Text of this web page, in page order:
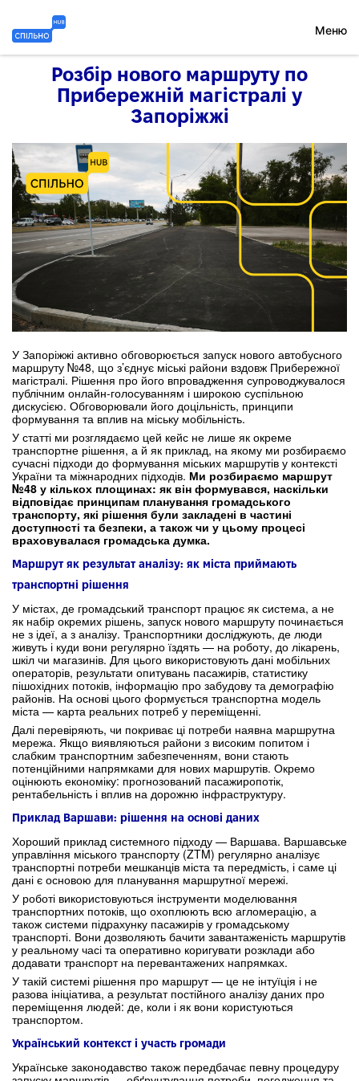
вмісту
Спільно
Меню
Розбір нового маршруту по
Прибережній магістралі у
Запоріжжі
У Запоріжжі активно обговорюється запуск нового автобусного
маршруту №48, що з’єднує міські райони вздовж Прибережної
магістралі. Рішення про його впровадження супроводжувалося
публічним онлайн-голосуванням і широкою суспільною
дискусією. Обговорювали його доцільність, принципи
формування та вплив на міську мобільність.
У статті ми розглядаємо цей кейс не лише як окреме
транспортне рішення, а й як приклад, на якому ми розбираємо
сучасні підходи до формування міських маршрутів у контексті
України та міжнародних підходів. Ми розбираємо маршрут
№48 у кількох площинах: як він формувався, наскільки
відповідає принципам планування громадського
транспорту, які рішення були закладені в частині
доступності та безпеки, а також чи у цьому процесі
враховувалася громадська думка.
Маршрут як результат аналізу: як міста приймають
транспортні рішення
У містах, де громадський транспорт працює як система, а не
як набір окремих рішень, запуск нового маршруту починається
не з ідеї, а з аналізу. Транспортники досліджують, де люди
живуть і куди вони регулярно їздять — на роботу, до лікарень,
шкіл чи магазинів. Для цього використовують дані мобільних
операторів, результати опитувань пасажирів, статистику
пішохідних потоків, інформацію про забудову та демографію
районів. На основі цього формується транспортна модель
міста — карта реальних потреб у переміщенні.
Далі перевіряють, чи покриває ці потреби наявна маршрутна
мережа. Якщо виявляються райони з високим попитом і
слабким транспортним забезпеченням, вони стають
потенційними напрямками для нових маршрутів. Окремо
оцінюють економіку: прогнозований пасажиропотік,
рентабельність і вплив на дорожню інфраструктуру.
Приклад Варшави: рішення на основі даних
Хороший приклад системного підходу — Варшава. Варшавське
управління міського транспорту (ZTM) регулярно аналізує
транспортні потреби мешканців міста та передмість, і саме ці
дані є основою для планування маршрутної мережі.
У роботі використовуються інструменти моделювання
транспортних потоків, що охоплюють всю агломерацію, а
також системи підрахунку пасажирів у громадському
транспорті. Вони дозволяють бачити завантаженість маршрутів
у реальному часі та оперативно коригувати розклади або
додавати транспорт на перевантажених напрямках.
У такій системі рішення про маршрут — це не інтуїція і не
разова ініціатива, а результат постійного аналізу даних про
переміщення людей: де, коли і як вони користуються
транспортом.
Український контекст і участь громади
Українське законодавство також передбачає певну процедуру